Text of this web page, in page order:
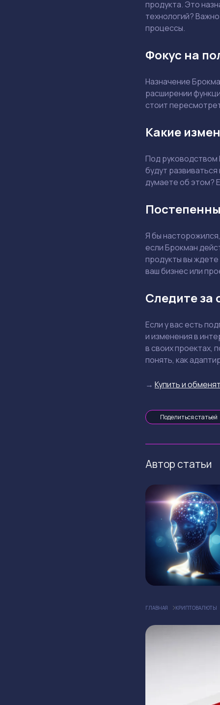
продукта. Это
технологий?
процессы.
Фокус на
Назначение
расширении
стоит
Какие
Под руководством
будут
думаете об этом?
Я бы
если Брокман
продукты вы ждете
ваш бизнес или
Следите за
Если у вас есть
и изменения в
в своих проектах,
понять, как
→ Купить и
Поделиться статьей
Автор статьи
ГЛАВНАЯ КРИПТОВАЛЮТЫ